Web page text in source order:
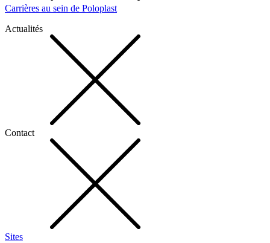
Carrières au sein de Poloplast
Actualités
Contact
Sites